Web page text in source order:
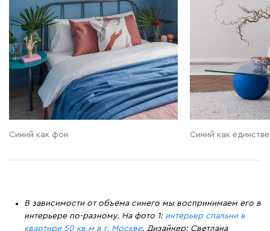
Синий как фон Синий как
В зависимости от объема синего мы воспринимаем его в
интерьере по-разному. На фото 1: интерьер спальни в
квартире 50 кв.м в г. Москве. Дизайнер: Светлана